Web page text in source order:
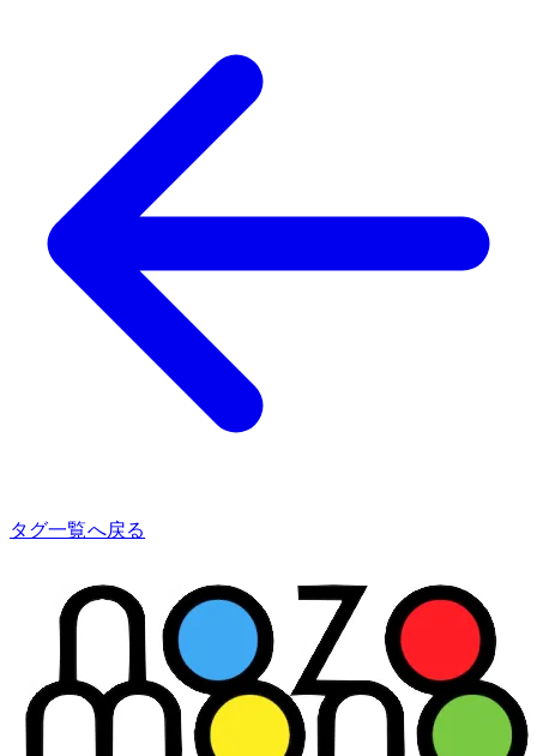
タグ一覧へ戻る